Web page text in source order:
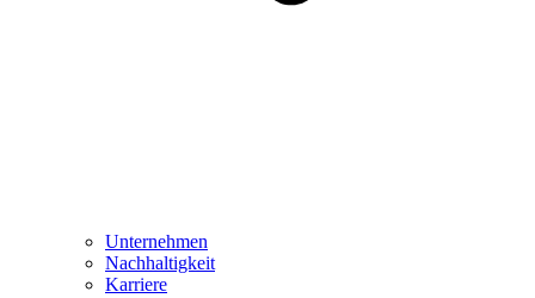
Unternehmen
Nachhaltigkeit
Karriere